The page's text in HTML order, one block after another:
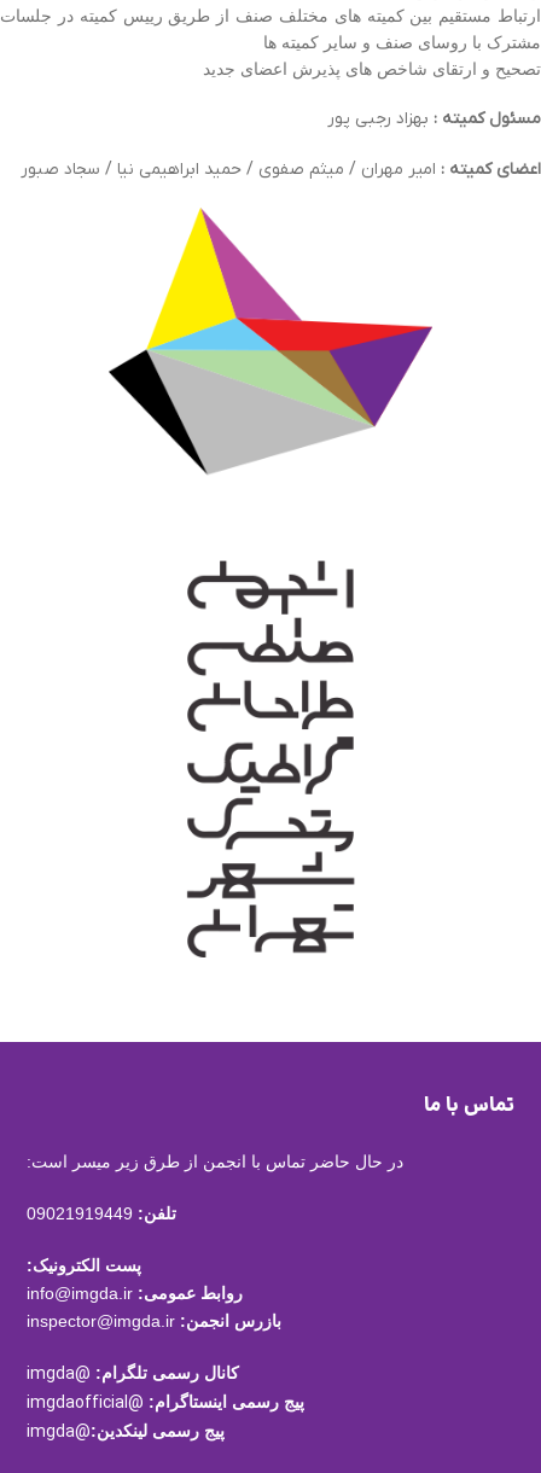
ارتباط مستقیم بین کمیته های مختلف صنف از طریق رییس کمیته در جلسات
مشترک با روسای صنف و سایر کمیته ها
تصحیح و ارتقای شاخص های پذیرش اعضای جدید
مسئول کمیته : بهزاد رجبی پور
اعضای کمیته : امیر مهران / میثم صفوی / حمید ابراهیمی نیا / سجاد صبور
تماس با ما
در حال حاضر تماس با انجمن از طرق زیر میسر است:
تلفن: 09021919449
پست الکترونیک:
روابط عمومی:
بازرس انجمن: inspector@imgda.ir
کانال رسمی تلگرام: @imgda
پیج رسمی اینستاگرام: @imgdaofficial
پیج رسمی لینکدین:@imgda